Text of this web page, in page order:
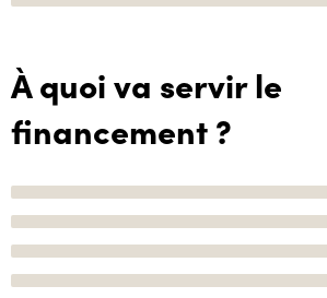
À quoi va servir le
financement ?